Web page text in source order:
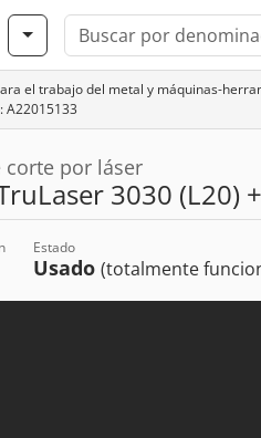
el trabajo del metal y máquinas-
A22015133
corte por láser
3030 (L20)
Estado
Usado (totalmente